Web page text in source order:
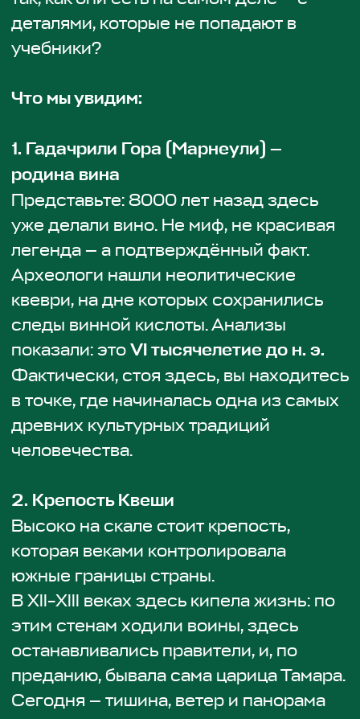
Высоко на скале стоит крепость,
которая веками контролировала
южные границы страны.
останавливались правители, и, по
долины Машаверы. Но если
присмотреться, легко представить, как
всё это выглядело в разгаре своей
истории.
Также узнаем, в каком месте
древнейших золотых рудников в мире
—IV тысячелетие до н. э. И именно
такие места, по одной из версий, могли
лечь в основу мифа о Золотом руне.
3. Местный хлеб на закваске
После тысячелетий истории — простой,
но очень живой опыт.
Хлеб здесь пекут так же, как и раньше:
на натуральной закваске, без
промышленных дрожжей, с долгим
процессом ферментации.
да, его сложно забыть.
4. Орозмани
История Дманиси не закончилась —
она продолжается здесь.
В 2022 году в Орозмани нашли зуб
древнего человека того же возраста —
был заселён людьми уже тогда. Плюс к
этому — плато с курганами возрастом
около4000 лет. Ещё один слой
истории, прямо под ногами.
Но главное — раскопки продолжаются